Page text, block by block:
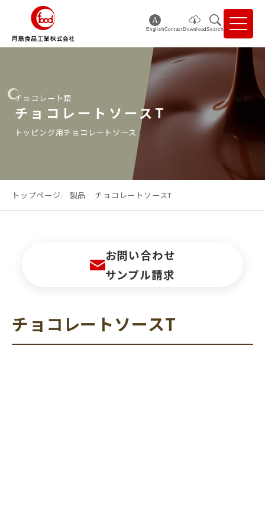
EnglishContact DownloadSearch
チョコレート類
チョコレートソースT
トッピング用チョコレートソース
トップページ 製品 チョコレートソースT
お問い合わせ
サンプル請求
チョコレートソースT